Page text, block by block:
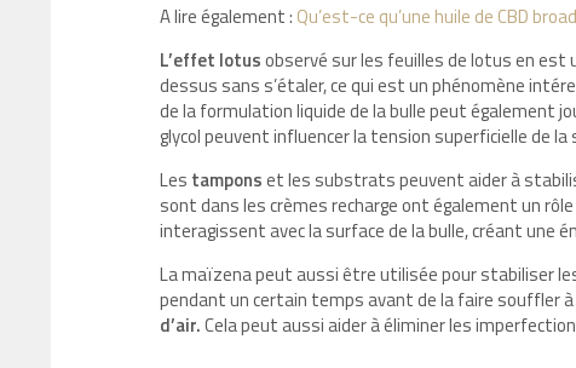
A lire également : Qu’est-ce qu’une huile de CBD
L’effet lotusobservé sur les feuilles de lotus en est
dessus sans s’étaler, ce qui est un phénomène
de la formulation liquide de la bulle peut également
glycol peuvent influencer la tension superficielle de la
Les tamponset les substrats peuvent aider à
sont dans les crèmes recharge ont également un
interagissent avec la surface de la bulle, créant une
La maïzena peut aussi être utilisée pour stabiliser
pendant un certain temps avant de la faire souffler
d’air.Cela peut aussi aider à éliminer les